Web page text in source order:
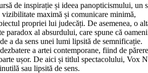
de inspirație și ideea panopticismului, un
maximă și comunicare minimă,
propriei lui judecăți. De asemenea, o
paradox al absurdului, care spune că
a da sens unei lumi lipsită de semnificație.
a artei contemporane, fiind de
ușor. De aici și titlul spectacolului, Vox
sau lipsită de sens.